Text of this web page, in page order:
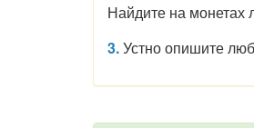
Найдите на монетах
3.Устно опишите